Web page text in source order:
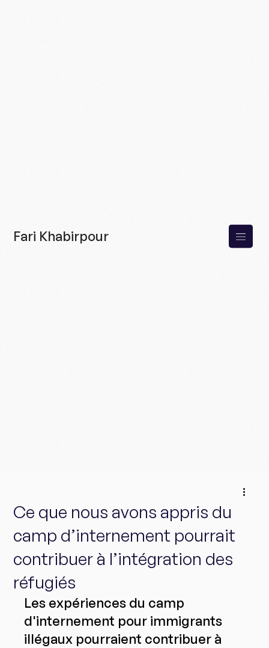
Fari Khabirpour
Ce que nous avons appris du
camp d’internement pourrait
contribuer à l’intégration des
réfugiés
Les expériences du camp
d'internement pour immigrants
illégaux pourraient contribuer à